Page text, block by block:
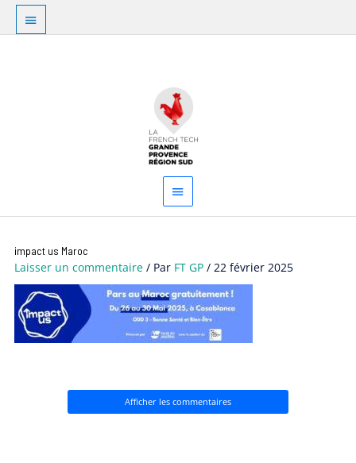
Aller
contenu
Au
dessus
principal
impact us Maroc
Laisser un commentaire / Par FT GP/22 février 2025
Afficher les commentaires